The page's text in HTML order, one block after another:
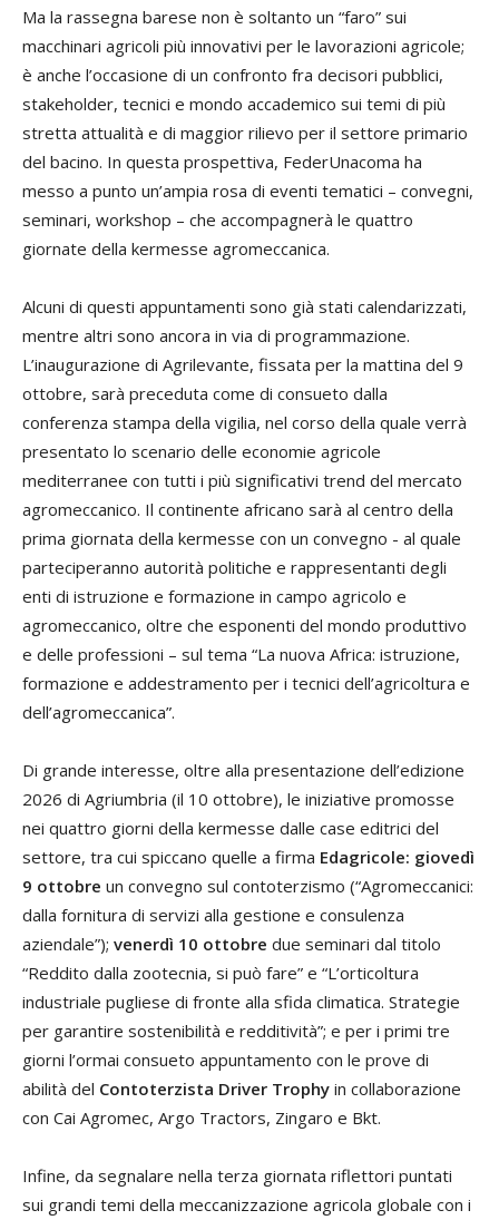
Ma la rassegna barese non è soltanto un “faro” sui
macchinari agricoli più innovativi per le lavorazioni agricole;
è anche l’occasione di un confronto fra decisori pubblici,
stakeholder, tecnici e mondo accademico sui temi di più
stretta attualità e di maggior rilievo per il settore primario
del bacino. In questa prospettiva, FederUnacoma ha
messo a punto un’ampia rosa di eventi tematici – convegni,
seminari, workshop – che accompagnerà le quattro
giornate della kermesse agromeccanica.
Alcuni di questi appuntamenti sono già stati calendarizzati,
mentre altri sono ancora in via di programmazione.
L’inaugurazione di Agrilevante, fissata per la mattina del 9
ottobre, sarà preceduta come di consueto dalla
conferenza stampa della vigilia, nel corso della quale verrà
presentato lo scenario delle economie agricole
mediterranee con tutti i più significativi trend del mercato
agromeccanico. Il continente africano sarà al centro della
prima giornata della kermesse con un convegno - al quale
parteciperanno autorità politiche e rappresentanti degli
enti di istruzione e formazione in campo agricolo e
agromeccanico, oltre che esponenti del mondo produttivo
e delle professioni – sul tema “La nuova Africa: istruzione,
formazione e addestramento per i tecnici dell’agricoltura e
dell’agromeccanica”.
Di grande interesse, oltre alla presentazione dell’edizione
2026 di Agriumbria (il 10 ottobre), le iniziative promosse
nei quattro giorni della kermesse dalle case editrici del
settore, tra cui spiccano quelle a firma Edagricole: giovedì
9 ottobre un convegno sul contoterzismo (“Agromeccanici:
dalla fornitura di servizi alla gestione e consulenza
aziendale”); venerdì 10 ottobre due seminari dal titolo
“Reddito dalla zootecnia, si può fare” e “L’orticoltura
industriale pugliese di fronte alla sfida climatica. Strategie
per garantire sostenibilità e redditività”; e per i primi tre
giorni l’ormai consueto appuntamento con le prove di
abilità del Contoterzista Driver Trophy in collaborazione
con Cai Agromec, Argo Tractors, Zingaro e Bkt.
Infine, da segnalare nella terza giornata riflettori puntati
sui grandi temi della meccanizzazione agricola globale con i